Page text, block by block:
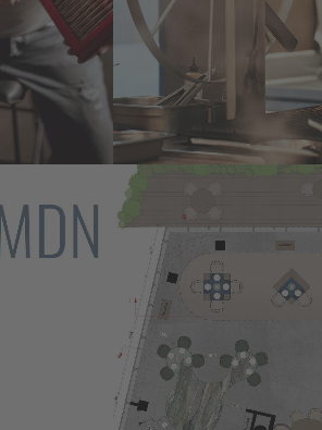
Optimizing
Chef's Academy